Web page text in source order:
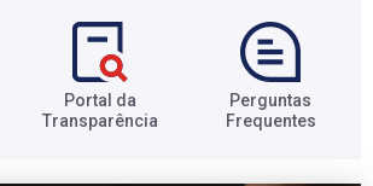
Portal da
Transparência​
Perguntas
Frequentes​